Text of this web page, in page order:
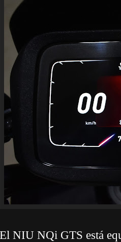
El NIU NQi GTS está